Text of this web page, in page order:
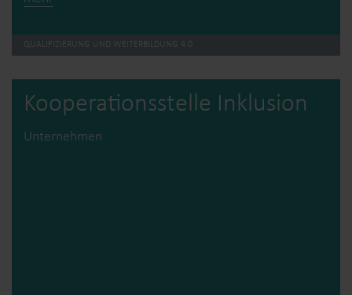
QUALIFIZIERUNG UND WEITERBILDUNG 4.0
Kooperations­stelle Inklusion
Unternehmen